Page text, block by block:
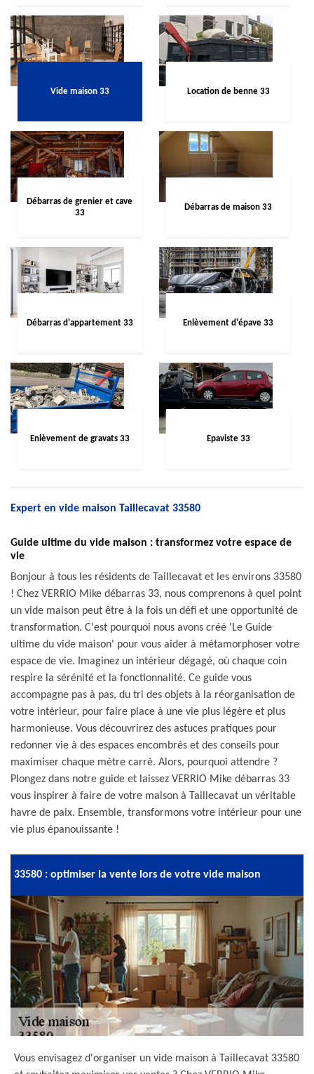
Vide maison 33 Location de benne 33
Débarras de grenier et cave
33
Débarras de maison 33
Débarras d'appartement 33 Enlèvement d'épave 33
Enlèvement de gravats 33 Epaviste 33
Expert en vide maison Taillecavat 33580
Guide ultime du vide maison : transformez votre espace de
vie
Bonjour à tous les résidents de Taillecavat et les environs 33580
! Chez VERRIO Mike débarras 33, nous comprenons à quel point
un vide maison peut être à la fois un défi et une opportunité de
transformation. C'est pourquoi nous avons créé 'Le Guide
ultime du vide maison' pour vous aider à métamorphoser votre
espace de vie. Imaginez un intérieur dégagé, où chaque coin
respire la sérénité et la fonctionnalité. Ce guide vous
accompagne pas à pas, du tri des objets à la réorganisation de
votre intérieur, pour faire place à une vie plus légère et plus
harmonieuse. Vous découvrirez des astuces pratiques pour
redonner vie à des espaces encombrés et des conseils pour
maximiser chaque mètre carré. Alors, pourquoi attendre ?
Plongez dans notre guide et laissez VERRIO Mike débarras 33
vous inspirer à faire de votre maison à Taillecavat un véritable
havre de paix. Ensemble, transformons votre intérieur pour une
vie plus épanouissante !
33580 : optimiser la vente lors de votre vide maison
Vous envisagez d'organiser un vide maison à Taillecavat 33580